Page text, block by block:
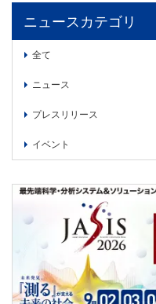
ニュースカテゴリ
全て
ニュース
プレスリリース
イベント